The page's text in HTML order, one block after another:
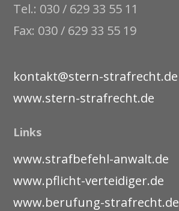
Tel.: 030 / 629 33 55 11
Fax: 030 / 629 33 55 19
kontakt@stern-strafrecht.de
www.stern-strafrecht.de
Links
www.strafbefehl-anwalt.de
www.pflicht-verteidiger.de
www.berufung-strafrecht.de